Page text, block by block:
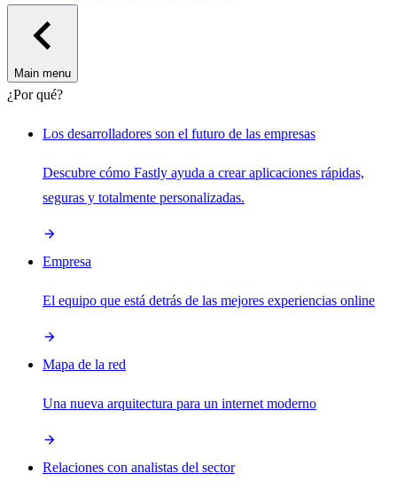
Main menu
¿Por qué?
Los desarrolladores son el futuro de las empresas
Descubre cómo Fastly ayuda a crear aplicaciones rápidas,
seguras y totalmente personalizadas.
Empresa
El equipo que está detrás de las mejores experiencias online
Mapa de la red
Una nueva arquitectura para un internet moderno
Relaciones con analistas del sector